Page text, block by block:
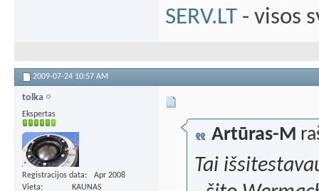
SERV.LT - visos
2009-07-24 10:57 AM
tolka
Ekspertas
Registracijos data
Apr 2008
Vieta
KAUNAS
Artūras-M
Tai